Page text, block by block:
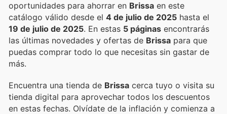
oportunidades para ahorrar en Brissa en este
catálogo válido desde el 4 de julio de 2025 hasta el
19 de julio de 2025 . En estas 5 páginas encontrarás
las últimas novedades y ofertas de Brissa para que
puedas comprar todo lo que necesitas sin gastar de
más.
Encuentra una tienda de Brissa cerca tuyo o visita su
tienda digital para aprovechar todos los descuentos
en estas fechas. Olvídate de la inflación y comienza a